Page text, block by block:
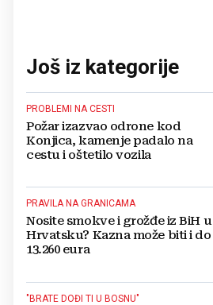
Još iz kategorije
PROBLEMI NA CESTI
Požar izazvao odrone kod
Konjica, kamenje padalo na
cestu i oštetilo vozila
PRAVILA NA GRANICAMA
Nosite smokve i grožđe iz BiH u
Hrvatsku? Kazna može biti i do
13.260 eura
"BRATE DOĐI TI U BOSNU"